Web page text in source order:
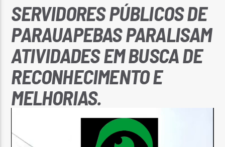
SERVIDORES PÚBLICOS DE
PARAUAPEBAS PARALISAM
ATIVIDADES EM BUSCA DE
RECONHECIMENTO E
MELHORIAS.
vídeo